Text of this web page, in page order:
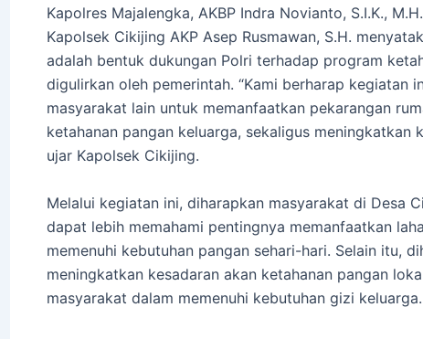
Kapolres Majalengka, AKBP Indra Novianto, S.I.K.,
Kapolsek Cikijing AKP Asep Rusmawan, S.H.
adalah bentuk dukungan Polri terhadap program
digulirkan oleh pemerintah. “Kami berharap kegiatan
masyarakat lain untuk memanfaatkan pekarangan
ketahanan pangan keluarga, sekaligus meningkatkan
ujar Kapolsek Cikijing.
Melalui kegiatan ini, diharapkan masyarakat di Desa
dapat lebih memahami pentingnya memanfaatkan
memenuhi kebutuhan pangan sehari-hari. Selain itu,
meningkatkan kesadaran akan ketahanan pangan
masyarakat dalam memenuhi kebutuhan gizi